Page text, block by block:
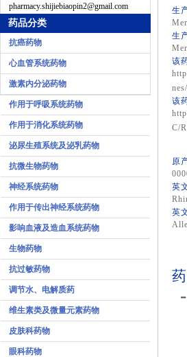
pharmacy.shijiebiaopin2@gmail.com
药品分类
抗癌药物
心血管系统药物
激素内分泌药物
作用于呼吸系统药物
作用于消化系统药物
泌尿生殖系统及泌乳药物
抗微生物药物
神经系统药物
作用于传出神经系统药物
影响血液及造血系统药物
生物药物
抗过敏药物
调节水、电解质药
维生素类及微量元素药物
皮肤科药物
眼科药物
生
生
该
该
C/
原
英
英